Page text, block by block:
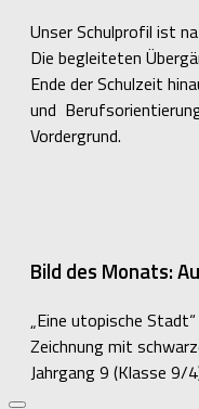
Unser Schulprofil ist
Die begleiteten
Ende der Schulzeit
und
Vordergrund.
Bild des Monats:
„Eine utopische Stadt“
Zeichnung mit
Jahrgang 9 (Klasse 9/